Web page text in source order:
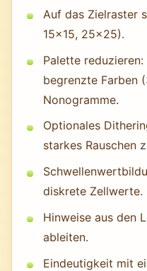
Auf das Zielraster
15×15, 25×25).
Palette
begrenzte Farben
Nonogramme.
Optionales
starkes Rauschen
diskrete Zellwerte.
Hinweise aus den
ableiten.
Eindeutigkeit mit